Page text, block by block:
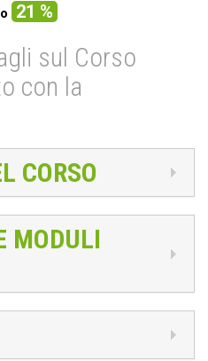
21 %
sul Corso
con la
CORSO
MODULI